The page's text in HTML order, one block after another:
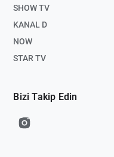
SHOW TV
KANAL D
NOW
STAR TV
Bizi Takip Edin